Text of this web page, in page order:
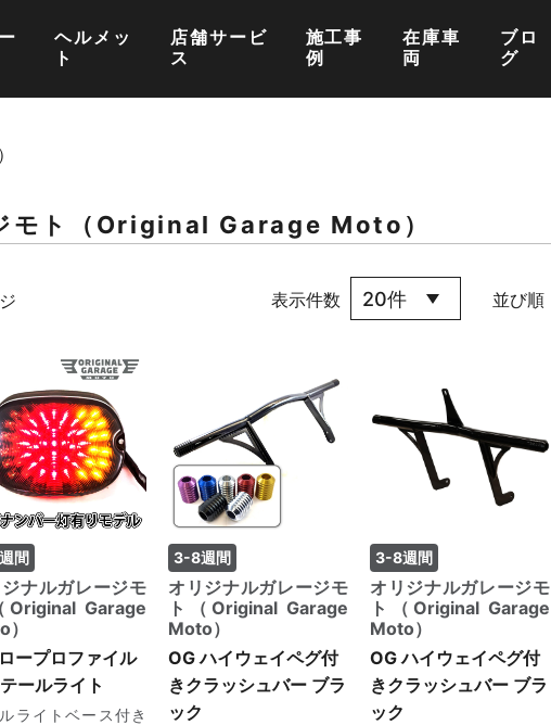
ヘルメッ
ト
店舗サービ
ス
施工事
例
在庫車
両
ブロ
グ
モト（Original Garage Moto）
表示件数 並び順
間
ナルガレージモ
Original Garage
ープロファイル
ールライト
ライトベース付き
3-8週間
オリジナルガレージモ
ト（Original Garage
Moto）
OG ハイウェイペグ付
きクラッシュバー ブラ
ック
3-8週間
オリジナルガレージモ
ト（Original Garage
Moto）
OG ハイウェイペグ付
きクラッシュバー ブラ
ック